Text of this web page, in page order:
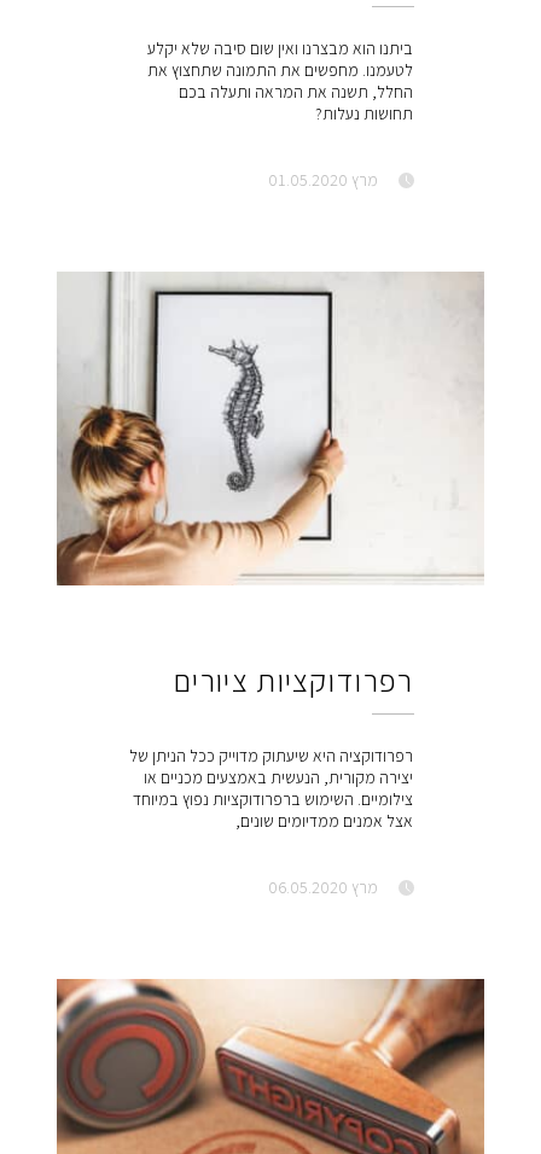
ביתנו הוא מבצרנו ואין שום סיבה שלא יקלע
לטעמנו. מחפשים את התמונה שתחצוץ את
החלל, תשנה את המראה ותעלה בכם
תחושות נעלות?
מרץ 01.05.2020
רפרודוקציות ציורים
רפרודוקציה היא שיעתוק מדוייק ככל הניתן של
יצירה מקורית, הנעשית באמצעים מכניים או
צילומיים. השימוש ברפרודוקציות נפוץ במיוחד
אצל אמנים ממדיומים שונים,
מרץ 06.05.2020